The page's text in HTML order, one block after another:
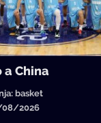
a China
basket
2026